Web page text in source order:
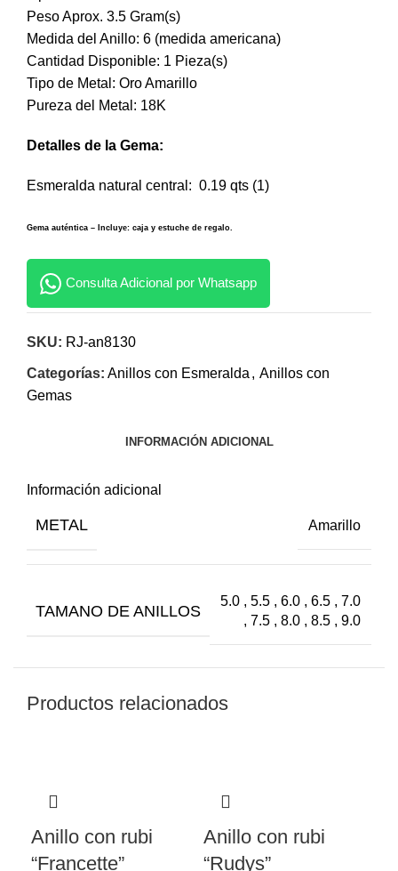
Peso Aprox. 3.5 Gram(s)
Medida del Anillo: 6 (medida americana)
Cantidad Disponible: 1 Pieza(s)
Tipo de Metal: Oro Amarillo
Pureza del Metal: 18K
Detalles de la Gema:
Esmeralda natural central: 0.19 qts (1)
Gema auténtica – Incluye: caja y estuche de regalo.
Consulta Adicional por Whatsapp
SKU: RJ-an8130
Categorías: Anillos con Esmeralda , Anillos con
Gemas
INFORMACIÓN ADICIONAL
Información adicional
METAL Amarillo
TAMANO DE ANILLOS
5.0 , 5.5 , 6.0 , 6.5 , 7.0
, 7.5 , 8.0 , 8.5 , 9.0
Productos relacionados
Anillo con rubi
“Francette”
Anillo con rubi
“Rudys”